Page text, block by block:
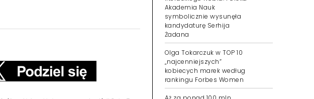
Akademia Nauk
symbolicznie wysunęła
kandydaturę Serhija
Żadana
Olga Tokarczuk w TOP 10
„najcenniejszych”
kobiecych marek według
rankingu Forbes Women